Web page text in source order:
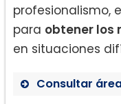
profesionalismo,
para obtener los
en situaciones
Consultar